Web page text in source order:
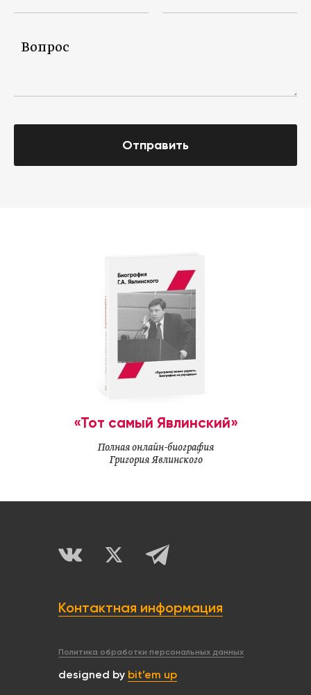
Отправить
«Тот самый Явлинский»
Полная онлайн-биография
Григория Явлинского
Контактная информация
Политика обработки персональных данных
designed by bit’em up